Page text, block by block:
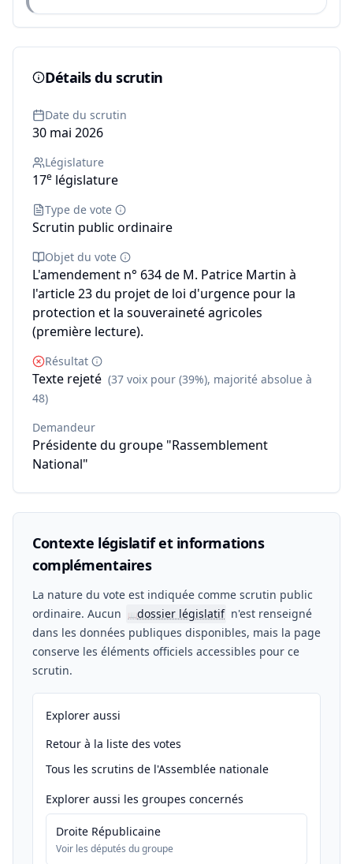
Détails du scrutin
Date du scrutin
30 mai 2026
Législature
17e législature
Type de vote
Scrutin public ordinaire
Objet du vote
L'amendement n° 634 de M. Patrice Martin à
l'article 23 du projet de loi d'urgence pour la
protection et la souveraineté agricoles
(première lecture).
Résultat
Texte rejeté (37 voix pour (39%), majorité absolue à
48)
Demandeur
Présidente du groupe "Rassemblement
National"
Contexte législatif et informations
complémentaires
La nature du vote est indiquée comme scrutin public
ordinaire. Aucun
📖dossier législatif n'est renseigné
dans les données publiques disponibles, mais la page
conserve les éléments officiels accessibles pour ce
scrutin.
Explorer aussi
Retour à la liste des votes
Tous les scrutins de l'Assemblée nationale
Explorer aussi les groupes concernés
Droite Républicaine
Voir les députés du groupe